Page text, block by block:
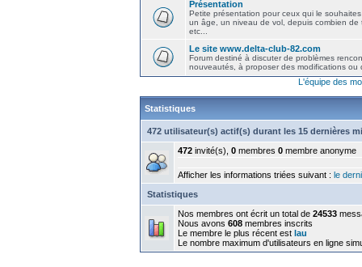
Présentation
Petite présentation pour ceux qui le
un âge, un niveau de vol, depuis combien de
etc...
Le site www.delta-club-82.com
Forum destiné à discuter de problèmes
nouveautés, à proposer des modifications ou
L'équipe des
Statistiques
472 utilisateur(s) actif(s) durant les 15 dernières
472 invité(s), 0 membres 0 membre anonyme
Afficher les informations triées suivant : le
Statistiques
Nos membres ont écrit un total de 24533
Nous avons 608 membres inscrits
Le membre le plus récent est lau
Le nombre maximum d'utilisateurs en ligne